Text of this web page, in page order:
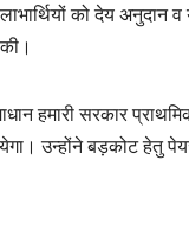
को देय अनुदान व
हमारी सरकार
उन्होंने बड़कोट हेतु